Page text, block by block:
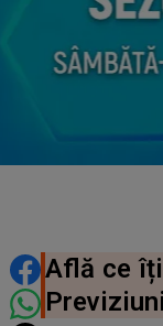
DISTRIBUIE
Află ce